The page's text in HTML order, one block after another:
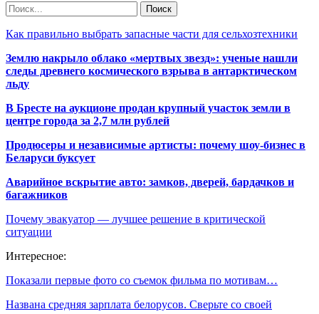
Как правильно выбрать запасные части для сельхозтехники
Землю накрыло облако «мертвых звезд»: ученые нашли
следы древнего космического взрыва в антарктическом
льду
В Бресте на аукционе продан крупный участок земли в
центре города за 2,7 млн рублей
Продюсеры и независимые артисты: почему шоу-бизнес в
Беларуси буксует
Аварийное вскрытие авто: замков, дверей, бардачков и
багажников
Почему эвакуатор — лучшее решение в критической
ситуации
Интересное:
Показали первые фото со съемок фильма по мотивам…
Названа средняя зарплата белорусов. Сверьте со своей